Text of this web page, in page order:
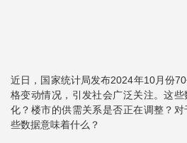
近日，国家统计局发布2024年10月份
格变动情况，引发社会广泛关注。这
化？楼市的供需关系是否正在调整？
些数据意味着什么？